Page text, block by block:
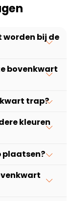
worden bij de
bovenkwart
trap?
kleuren
plaatsen?